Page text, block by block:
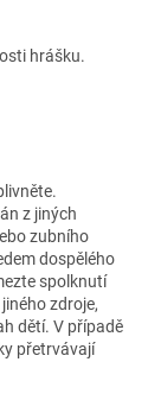
hrášku.
z jiných
zubního
dospělého
spolknutí
zdroje,
dětí. V případě
přetrvávají